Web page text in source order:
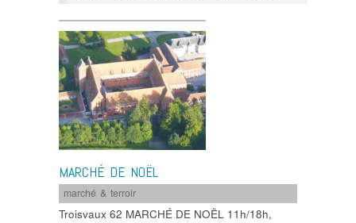
MARCHÉ DE NOËL
marché & terroir
Troisvaux 62 MARCHÉ DE NOËL 11h/18h,